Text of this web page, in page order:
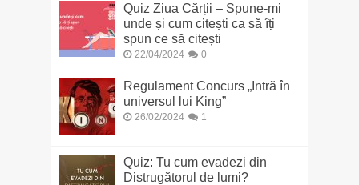
Quiz Ziua Cărții – Spune-mi
unde și cum citești ca să îți
spun ce să citești
22/04/2024 0
Regulament Concurs „Intră în
universul lui King”
26/02/2024 1
Quiz: Tu cum evadezi din
Distrugătorul de lumi?